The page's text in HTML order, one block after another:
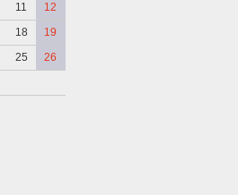
11
12
18
19
25
26